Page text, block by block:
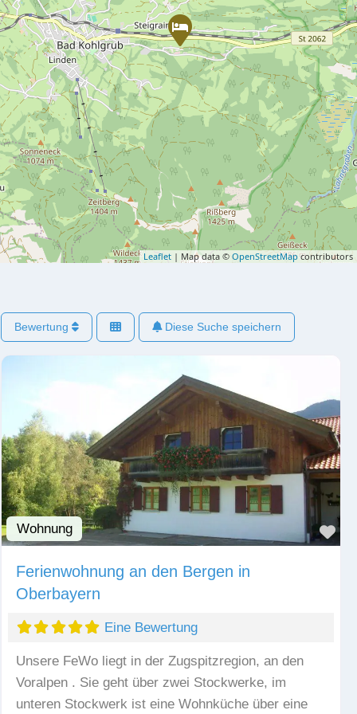
Leaflet | Map data © OpenStreetMap contributors
Bewertung Diese Suche speichern
Wohnung
Ferienwohnung an den Bergen in
Oberbayern
Eine Bewertung
Unsere FeWo liegt in der Zugspitzregion, an den
Voralpen . Sie geht über zwei Stockwerke, im
unteren Stockwerk ist eine Wohnküche über eine